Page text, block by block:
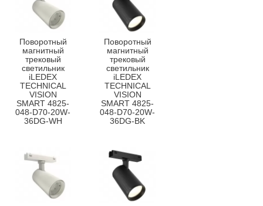
Поворотный
магнитный
трековый
светильник
iLEDEX
TECHNICAL
VISION
SMART 4825-
048-D70-20W-
36DG-WH
Поворотный
магнитный
трековый
светильник
iLEDEX
TECHNICAL
VISION
SMART 4825-
048-D70-20W-
36DG-BK